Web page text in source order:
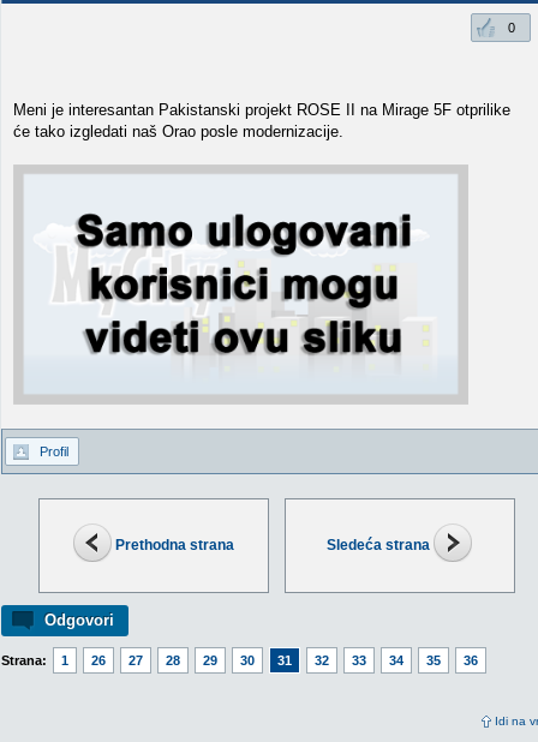
Prethodna strana Sledeća strana
Odgovori
Strana: 1 26 27 28 29 30 31 32 33 34 35 36
Idi na
0
Meni je interesantan Pakistanski projekt ROSE II na Mirage 5F otprilike
će tako izgledati naš Orao posle modernizacije.
Profil